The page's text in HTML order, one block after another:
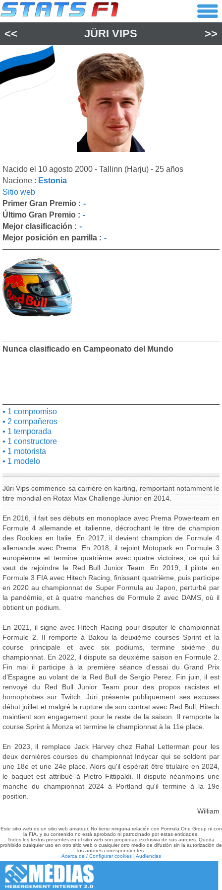
<< JÜRI VIPS >>
Nacido el 10 agosto 2000 - Tallinn (Harju) - 25 años
Nacione : Estonia
Sitio web
Primer Gran Premio : -
Último Gran Premio : -
Mejor clasificación : -
Mejor posición en parrilla : -
Nunca clasificado en Campeonato del Mundo
1 compromiso
2 compañeros
1 temporada
1 constructore
1 motorista
1 modelo
Jüri Vips commence sa carrière en karting, remportant notamment le
titre mondial en Rotax Max Challenge Junior en 2014.
En 2016, il fait ses débuts en monoplace avec Prema Powerteam en
Formule 4 allemande et italienne, décrochant le titre de champion
des Rookies en Italie. En 2017, il devient champion de Formule 4
allemande avec Prema. En 2018, il rejoint Motopark en Formule 3
européenne et termine quatrième avec quatre victoires, ce qui lui
vaut de rejoindre le Red Bull Junior Team. En 2019, il pilote en
Formule 3 FIA avec Hitech Racing, finissant quatrième, puis participe
en 2020 au championnat de Super Formula au Japon, perturbé par
la pandémie, et à quatre manches de Formule 2 avec DAMS, où il
obtient un podium.
En 2021, il signe avec Hitech Racing pour disputer le championnat
Formule 2. Il remporte à Bakou la deuxième courses Sprint et la
course principale et avec six podiums, termine sixième du
championnat. En 2022, il dispute sa deuxième saison en Formule 2.
Fin mai il participe à la première séance d'essai du Grand Prix
d'Espagne au volant de la Red Bull de Sergio Perez. Fin juin, il est
renvoyé du Red Bull Junior Team pour des propos racistes et
homophobes sur Twitch. Jüri présente publiquement ses excuses
début juillet et malgré la rupture de son contrat avec Red Bull, Hitech
maintient son engagement pour le reste de la saison. Il remporte la
course Sprint à Monza et termine le championnat à la 11e place.
En 2023, il remplace Jack Harvey chez Rahal Letterman pour les
deux dernières courses du championnat Indycar qui se soldent par
une 18e et une 24e place. Alors qu'il espérait être titulaire en 2024,
le baquet est attribué à Pietro Fittipaldi. Il dispute néanmoins une
manche du championnat 2024 à Portland qu'il termine à la 19e
position.
William
Este sitio web es un sitio web amateur. No tiene ninguna relación con Formula One Group ni con
la FIA, y su contenido no está aprobado ni patrocinado por estas entidades.
Todos los textos presentes en el sitio web son propiedad exclusiva de sus autores. Queda
prohibido cualquier uso en otro sitio web o cualquier otro medio de difusión sin la autorización de
los autores correspondientes.
Acerca de / Configurar cookies| Audiencias